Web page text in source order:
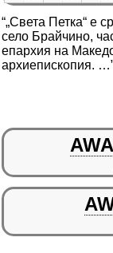
“„Света Петка“ е
село Брайчино,
епархия на
архиепископия.